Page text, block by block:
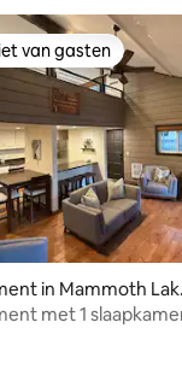
van 5 op 5, 56
van gasten
van gasten
in Mammoth
met 1